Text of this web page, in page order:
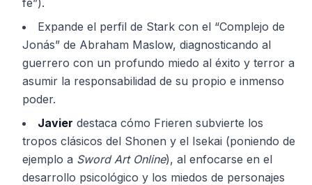
fe”).
Expande el perfil de Stark con el “Complejo de
Jonás” de Abraham Maslow, diagnosticando al
guerrero con un profundo miedo al éxito y terror a
asumir la responsabilidad de su propio e inmenso
poder.
Javier destaca cómo Frieren subvierte los
tropos clásicos del Shonen y el Isekai (poniendo de
ejemplo a Sword Art Online), al enfocarse en el
desarrollo psicológico y los miedos de personajes